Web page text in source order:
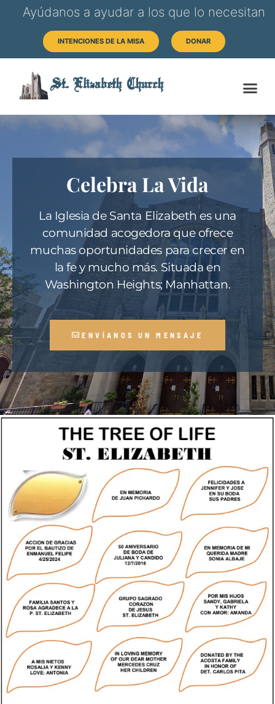
Ayúdanos a ayudar a los que lo necesitan
INTENCIONES DE LA MISA DONAR
St. Elizabeth Church
Celebra La Vida
La Iglesia de Santa Elizabeth es una
comunidad acogedora que ofrece
muchas oportunidades para crecer en
la fe y mucho más. Situada en
Washington Heights; Manhattan.
ENVÍANOS UN MENSAJE